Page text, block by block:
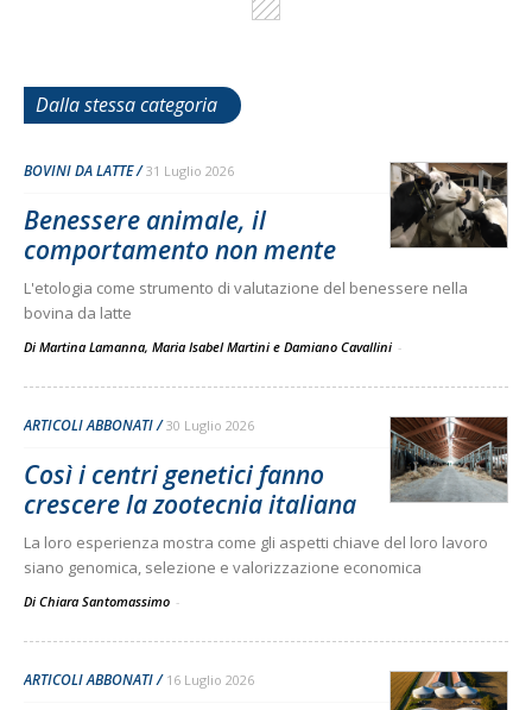
Dalla stessa categoria
BOVINI DA LATTE 31 Luglio 2026
Benessere animale, il
comportamento non mente
L'etologia come strumento di valutazione del benessere nella
bovina da latte
Di Martina Lamanna, Maria Isabel Martini e Damiano Cavallini -
ARTICOLI ABBONATI 30 Luglio 2026
Così i centri genetici fanno
crescere la zootecnia italiana
La loro esperienza mostra come gli aspetti chiave del loro lavoro
siano genomica, selezione e valorizzazione economica
Di Chiara Santomassimo -
ARTICOLI ABBONATI 16 Luglio 2026